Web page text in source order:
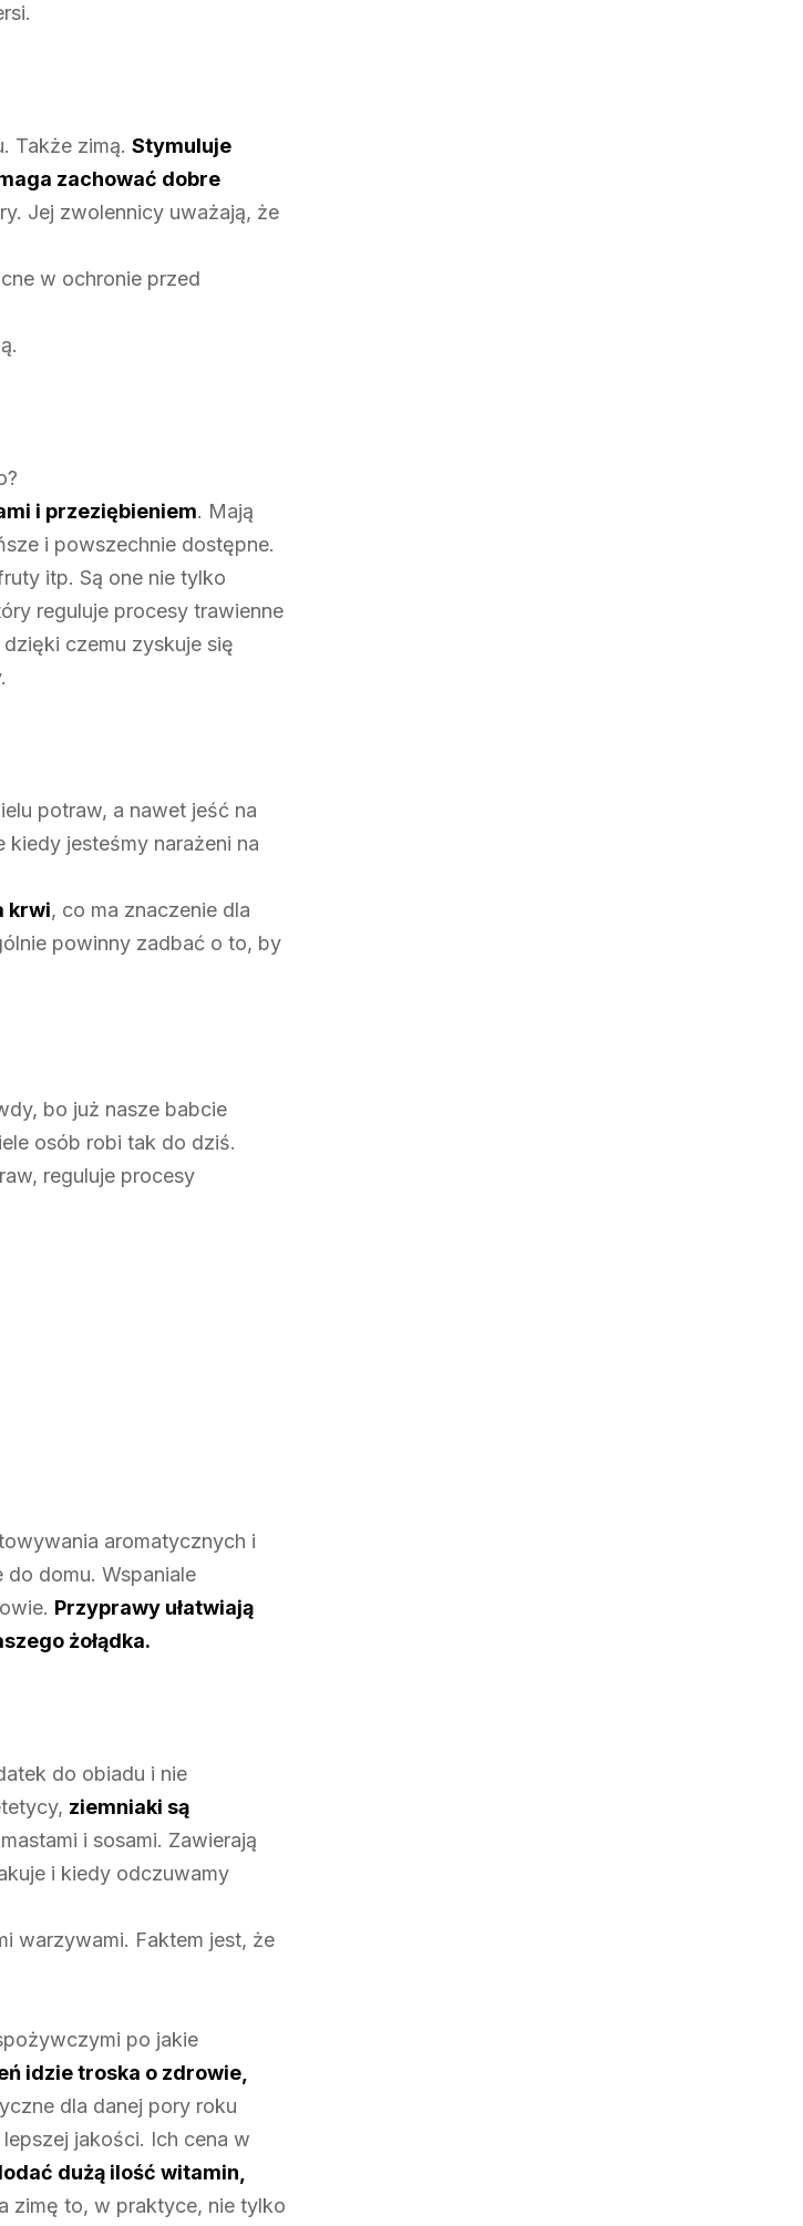
Także zimą. Stymuluje
zachować dobre
Jej zwolennicy uważają, że
w ochronie przed
i przeziębieniem. Mają
i powszechnie dostępne.
itp. Są one nie tylko
reguluje procesy trawienne
czemu zyskuje się
potraw, a nawet jeść na
kiedy jesteśmy narażeni na
krwi, co ma znaczenie dla
powinny zadbać o to, by
bo już nasze babcie
osób robi tak do dziś.
reguluje procesy
aromatycznych i
domu. Wspaniale
Przyprawy ułatwiają
żołądka.
do obiadu i nie
ziemniaki są
i sosami. Zawierają
i kiedy odczuwamy
warzywami. Faktem jest, że
po jakie
idzie troska o zdrowie,
dla danej pory roku
jakości. Ich cena w
dużą ilość witamin,
zimę to, w praktyce, nie tylko